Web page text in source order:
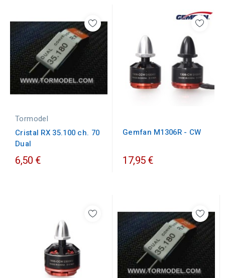
Tormodel
Cristal RX 35.100 ch. 70
Dual
6,50 €
Gemfan M1306R - CW
17,95 €